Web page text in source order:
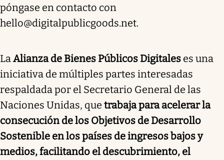
póngase en contacto con
hello@digitalpublicgoods.net.
LaAlianza de Bienes Públicos Digitales es una
iniciativa de múltiples partes interesadas
respaldada por el Secretario General de las
Naciones Unidas, que trabaja para acelerar la
consecución de los Objetivos de Desarrollo
Sostenible en los países de ingresos bajos y
medios, facilitando el descubrimiento, el